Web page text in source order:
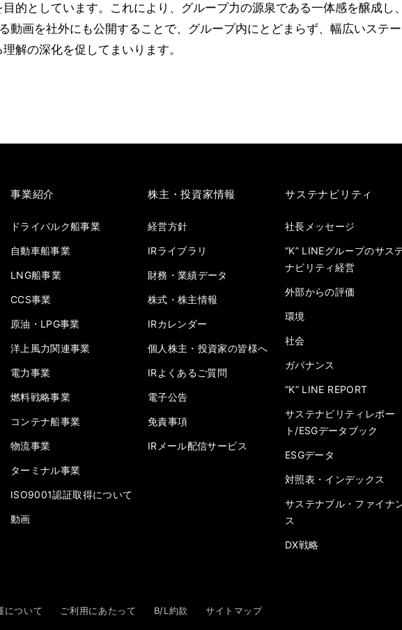
的としています。これにより、グループ力の源泉である一体感を醸成し
動画を社外にも公開することで、グループ内にとどまらず、幅広いステ
解の深化を促してまいります。
事業紹介
ドライバルク船事業
自動車船事業
LNG船事業
CCS事業
原油・LPG事業
洋上風力関連事業
電力事業
燃料戦略事業
コンテナ船事業
物流事業
ターミナル事業
ISO9001認証取得について
動画
株主・投資家情報
経営方針
IRライブラリ
財務・業績データ
株式・株主情報
IRカレンダー
個人株主・投資家の皆様へ
IRよくあるご質問
電子公告
免責事項
IRメール配信サービス
サステナビリティ
社長メッセージ
“K” LINEグループのサス
ナビリティ経営
外部からの評価
環境
社会
ガバナンス
“K” LINE REPORT
サステナビリティレポー
ト/ESGデータブック
ESGデータ
対照表・インデックス
サステナブル・ファイナ
ス
DX戦略
について ご利用にあたって B/L約款 サイトマップ